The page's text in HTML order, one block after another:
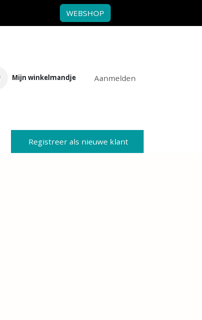
WEBSHOP
Mijn winkelmandje Aanmelden
Registreer als nieuwe klant